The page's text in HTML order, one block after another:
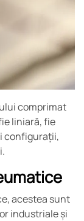
comprimat
liniară, fie
configurații,
acestea sunt
industriale și